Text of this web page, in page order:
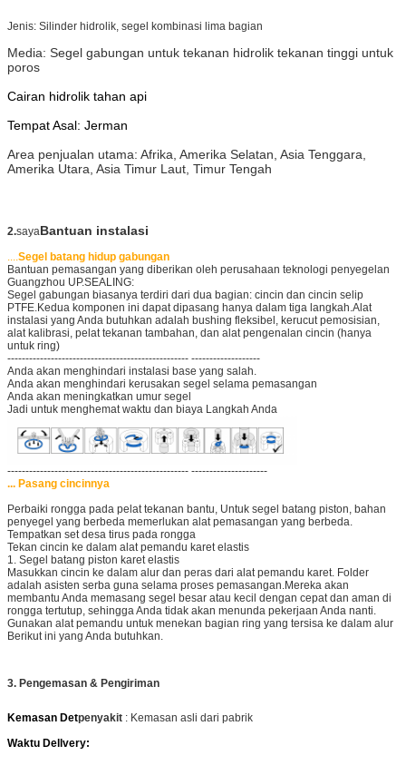
Jenis: Silinder hidrolik, segel kombinasi lima bagian
Media: Segel gabungan untuk tekanan hidrolik tekanan tinggi untuk
poros
Cairan hidrolik tahan api
Tempat Asal: Jerman
Area penjualan utama: Afrika, Amerika Selatan, Asia Tenggara,
Amerika Utara, Asia Timur Laut, Timur Tengah
2.sayaBantuan instalasi
....Segel batang hidup gabungan
Bantuan pemasangan yang diberikan oleh perusahaan teknologi penyegelan
Guangzhou UP.SEALING:
Segel gabungan biasanya terdiri dari dua bagian: cincin dan cincin selip
PTFE.Kedua komponen ini dapat dipasang hanya dalam tiga langkah.Alat
instalasi yang Anda butuhkan adalah bushing fleksibel, kerucut pemosisian,
alat kalibrasi, pelat tekanan tambahan, dan alat pengenalan cincin (hanya
untuk ring)
-------------------------------------------------- -------------------
Anda akan menghindari instalasi base yang salah.
Anda akan menghindari kerusakan segel selama pemasangan
Anda akan meningkatkan umur segel
Jadi untuk menghemat waktu dan biaya Langkah Anda
-------------------------------------------------- ---------------------
... Pasang cincinnya
Perbaiki rongga pada pelat tekanan bantu, Untuk segel batang piston, bahan
penyegel yang berbeda memerlukan alat pemasangan yang berbeda.
Tempatkan set desa tirus pada rongga
Tekan cincin ke dalam alat pemandu karet elastis
1. Segel batang piston karet elastis
Masukkan cincin ke dalam alur dan peras dari alat pemandu karet. Folder
adalah asisten serba guna selama proses pemasangan.Mereka akan
membantu Anda memasang segel besar atau kecil dengan cepat dan aman di
rongga tertutup, sehingga Anda tidak akan menunda pekerjaan Anda nanti.
Gunakan alat pemandu untuk menekan bagian ring yang tersisa ke dalam alur
Berikut ini yang Anda butuhkan.
3. Pengemasan & Pengiriman
Kemasan Detpenyakit : Kemasan asli dari pabrik
Waktu Dellvery: